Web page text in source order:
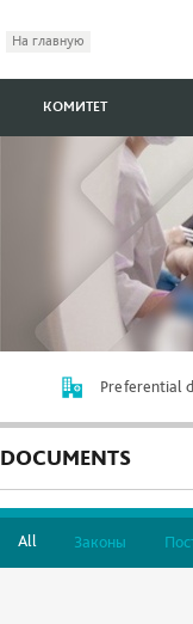
На главную
КОМИТЕТ
Preferential
DOCUMENTS
All Законы